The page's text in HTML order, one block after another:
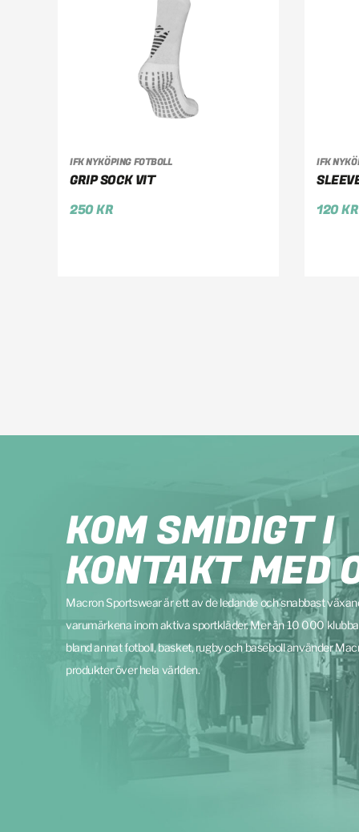
IFK NYKÖPING FOTBOLL
GRIP SOCK VIT
250KR
VÄLJ ALTERNATIV
IFK
120KR
KOM SMIDIGT I
KONTAKT MED
Macron Sportswear är ett av de ledande och snabbast
varumärkena inom aktiva sportkläder. Mer än 10 000
bland annat fotboll, basket, rugby och baseboll använder
produkter över hela världen.